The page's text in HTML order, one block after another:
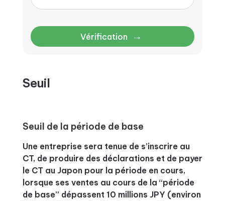
Vérification →
Seuil
Seuil de la période de base
Une entreprise sera tenue de s’inscrire au
CT, de produire des déclarations et de payer
le CT au Japon pour la période en cours,
lorsque ses ventes au cours de la “période
de base” dépassent 10 millions JPY (environ